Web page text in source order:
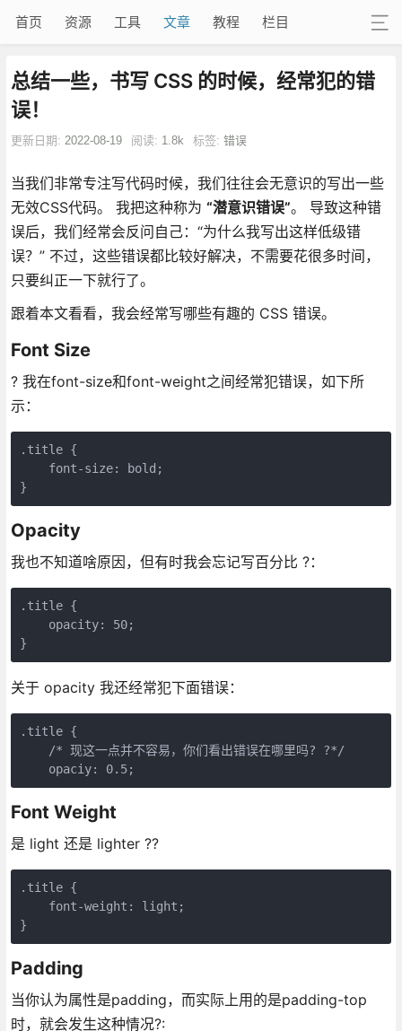
首页 资源 工具 文章 教程 栏目
总结一些，书写 CSS 的时候，经常犯的错
误！
更新日期: 2022-08-19 阅读: 1.8k 标签: 错误
当我们非常专注写代码时候，我们往往会无意识的写出一些
无效CSS代码。 我把这种称为 “潜意识错误”。 导致这种错
误后，我们经常会反问自己：“为什么我写出这样低级错
误？” 不过，这些错误都比较好解决，不需要花很多时间，
只要纠正一下就行了。
跟着本文看看，我会经常写哪些有趣的 CSS 错误。
Font Size
? 我在font-size和font-weight之间经常犯错误，如下所
示：
.title {
    font-size: bold;
}
Opacity
我也不知道啥原因，但有时我会忘记写百分比 ?：
.title {
    opacity: 50;
}
关于 opacity 我还经常犯下面错误：
.title {
    /* 现这一点并不容易，你们看出错误在哪里吗? ?*/
Font Weight
是 light 还是 lighter ??
.title {
    font-weight: light;
}
Padding
当你认为属性是padding，而实际上用的是padding-top
时，就会发生这种情况?: